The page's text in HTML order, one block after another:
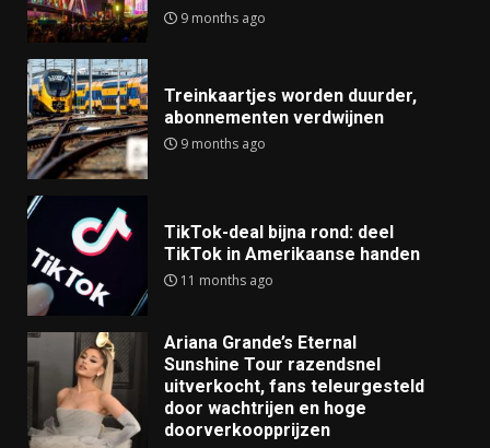
9 months ago
Treinkaartjes worden duurder,
abonnementen verdwijnen
9 months ago
TikTok-deal bijna rond: deel
TikTok in Amerikaanse handen
11 months ago
Ariana Grande’s Eternal
Sunshine Tour razendsnel
uitverkocht, fans teleurgesteld
door wachtrijen en hoge
doorverkoopprijzen